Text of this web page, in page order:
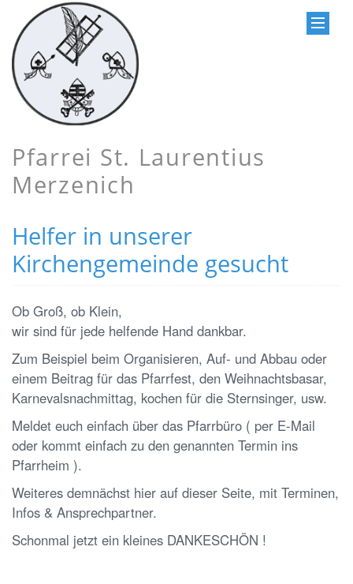
Pfarrei St. Laurentius
Merzenich
Helfer in unserer
Kirchengemeinde gesucht
Ob Groß, ob Klein,
wir sind für jede helfende Hand dankbar.
Zum Beispiel beim Organisieren, Auf- und Abbau oder
einem Beitrag für das Pfarrfest, den Weihnachtsbasar,
Karnevalsnachmittag, kochen für die Sternsinger, usw.
Meldet euch einfach über das Pfarrbüro ( per E-Mail
oder kommt einfach zu den genannten Termin ins
Pfarrheim ).
Weiteres demnächst hier auf dieser Seite, mit Terminen,
Infos & Ansprechpartner.
Schonmal jetzt ein kleines DANKESCHÖN !